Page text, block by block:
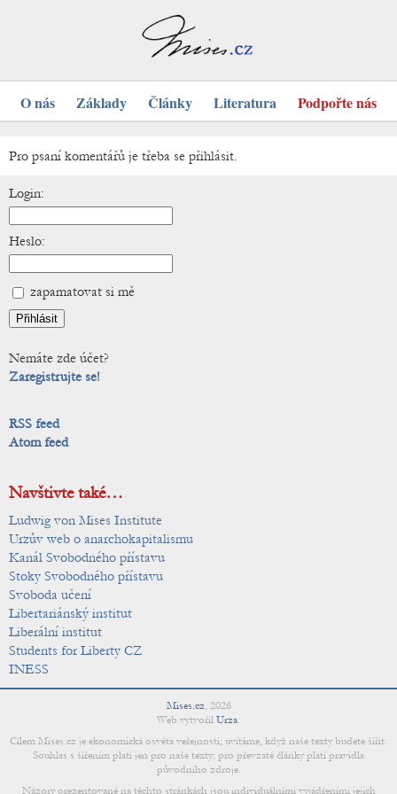
O nás Základy Články Literatura Podpořte nás
Pro psaní komentářů je třeba se přihlásit.
Login:
Heslo:
zapamatovat si mě
Nemáte zde účet?
Zaregistrujte se!
RSS feed
Atom feed
Navštivte také…
Ludwig von Mises Institute
Urzův web o anarchokapitalismu
Kanál Svobodného přístavu
Stoky Svobodného přístavu
Svoboda učení
Libertariánský institut
Liberální institut
Students for Liberty CZ
INESS
Mises.cz, 2026
Web vytvořil Urza.
Cílem Mises.cz je ekonomická osvěta veřejnosti; uvítáme, když naše texty budete šířit.
Souhlas s šířením platí jen pro naše texty; pro převzaté články platí pravidla
původního zdroje.
Názory prezentované na těchto stránkách jsou individuálními vyjádřeními jejich